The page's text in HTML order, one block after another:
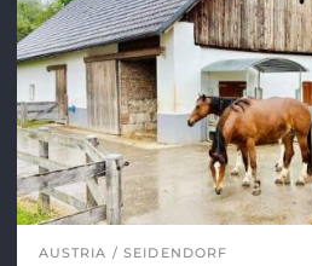
AUSTRIA SEIDENDORF